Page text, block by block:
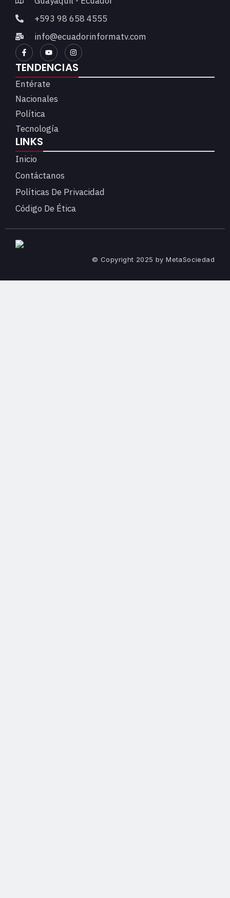
+593 98 658 4555
info@ecuadorinformatv.com
TENDENCIAS
Entérate
Nacionales
Política
Tecnología
LINKS
Inicio
Contáctanos
Políticas De Privacidad
Código De Ética
© Copyright 2025 by MetaSociedad